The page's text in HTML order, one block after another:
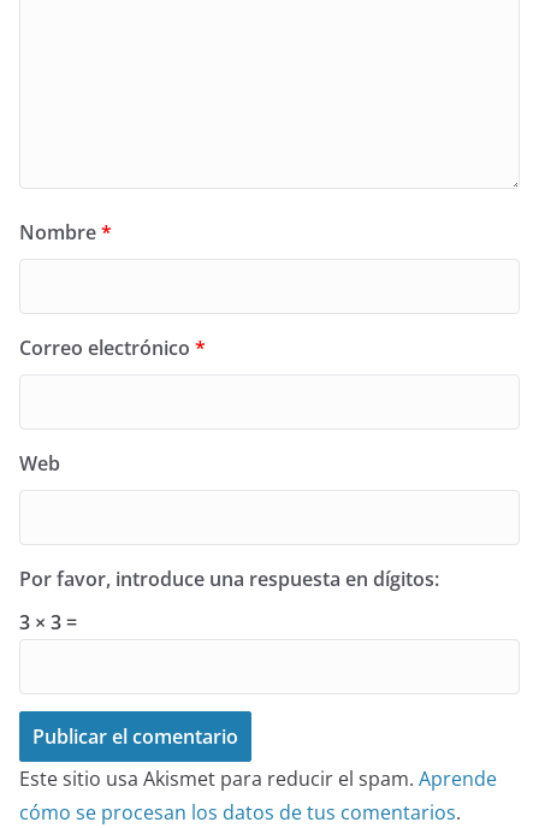
Nombre*
Correo electrónico *
Web
Por favor, introduce una respuesta en dígitos:
3 × 3 =
Este sitio usa Akismet para reducir el spam. Aprende
cómo se procesan los datos de tus comentarios.